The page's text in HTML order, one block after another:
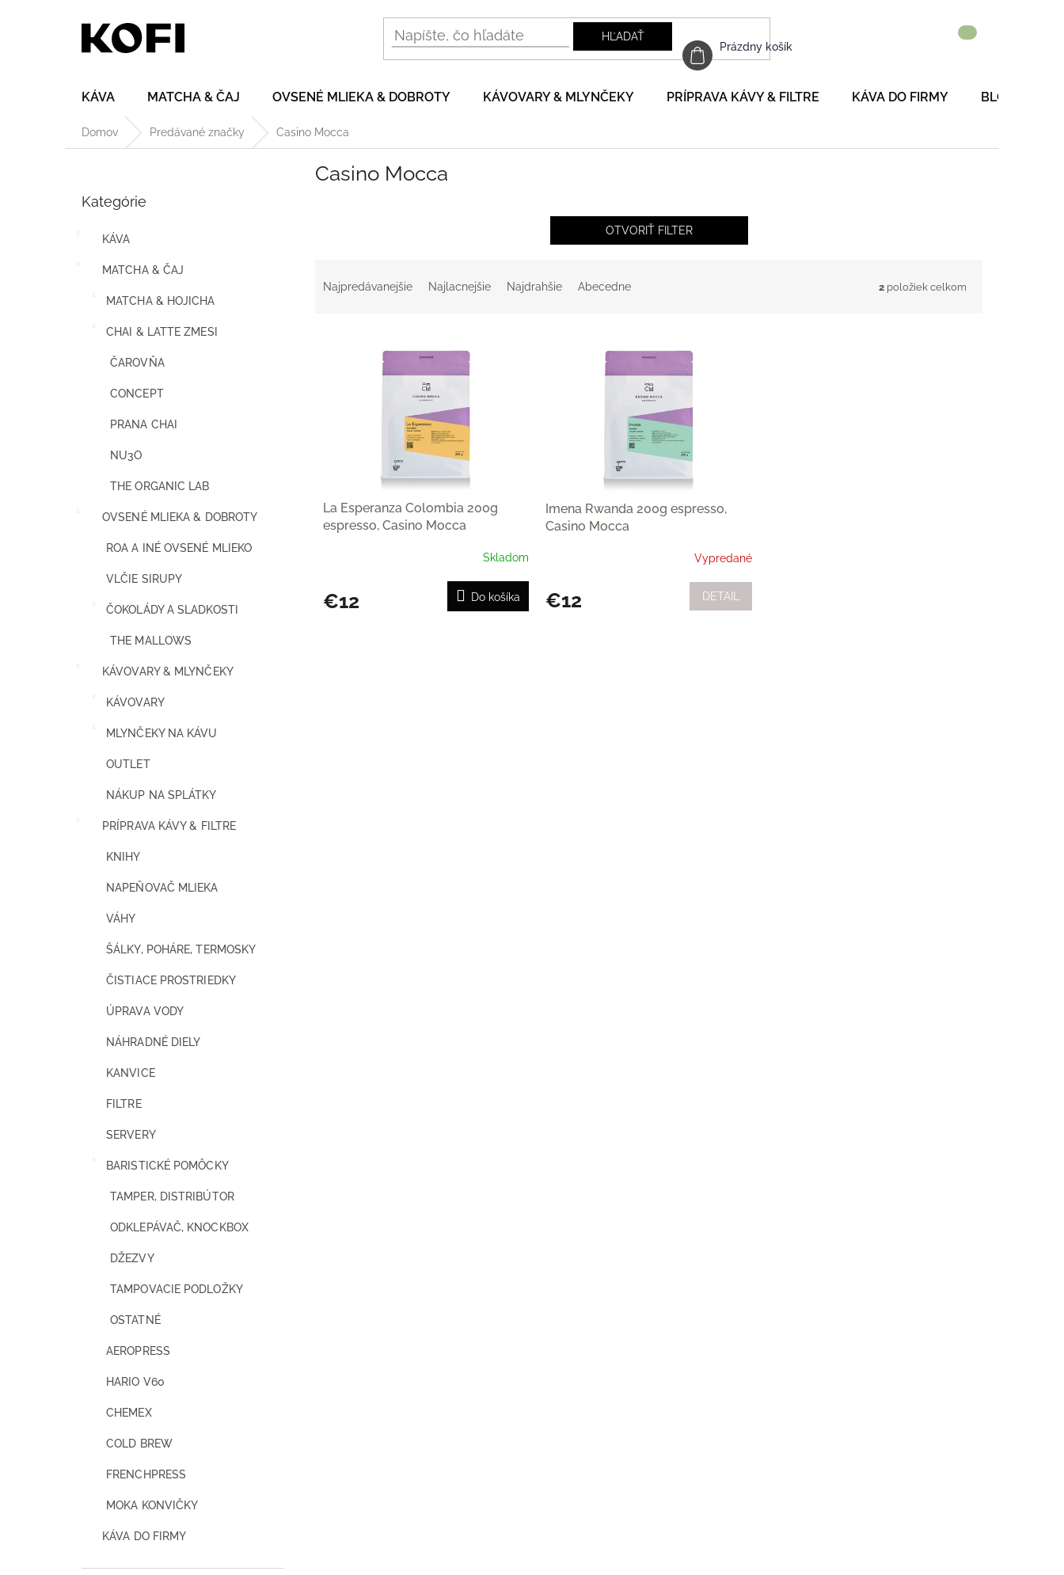
HĽADAŤ
NÁKUPNÝ
KOŠÍK
Prázdny košík
KÁVA MATCHA & ČAJ OVSENÉ MLIEKA & DOBROTY KÁVOVARY & MLYNČEKY PRÍPRAVA KÁVY & FILTRE KÁVA DO FIRMY BLOG
Domov Predávané značky Casino Mocca
kategórie
Kategórie
KÁVA
MATCHA & ČAJ
MATCHA & HOJICHA
CHAI & LATTE ZMESI
ČAROVŇA
CONCEPT
PRANA CHAI
NU3O
THE ORGANIC LAB
OVSENÉ MLIEKA & DOBROTY
ROA A INÉ OVSENÉ MLIEKO
VLČIE SIRUPY
ČOKOLÁDY A SLADKOSTI
THE MALLOWS
KÁVOVARY & MLYNČEKY
KÁVOVARY
MLYNČEKY NA KÁVU
OUTLET
NÁKUP NA SPLÁTKY
PRÍPRAVA KÁVY & FILTRE
KNIHY
NAPEŇOVAČ MLIEKA
VÁHY
ŠÁLKY, POHÁRE, TERMOSKY
ČISTIACE PROSTRIEDKY
ÚPRAVA VODY
NÁHRADNÉ DIELY
KANVICE
FILTRE
SERVERY
BARISTICKÉ POMÔCKY
TAMPER, DISTRIBÚTOR
ODKLEPÁVAČ, KNOCKBOX
DŽEZVY
TAMPOVACIE PODLOŽKY
OSTATNÉ
AEROPRESS
HARIO V60
CHEMEX
COLD BREW
FRENCHPRESS
MOKA KONVIČKY
KÁVA DO FIRMY
Casino Mocca
OTVORIŤ FILTER
Najpredávanejšie Najlacnejšie Najdrahšie Abecedne 2 položiek celkom
La Esperanza Colombia 200g
espresso, Casino Mocca
Skladom
€12 Do košíka
Imena Rwanda 200g espresso,
Casino Mocca
Vypredané
€12 DETAIL